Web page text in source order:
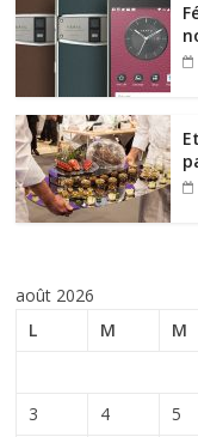
août 2026
L
M M
3
4 5